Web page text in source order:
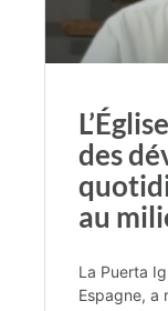
des
au
La Puerta
Espagne, a